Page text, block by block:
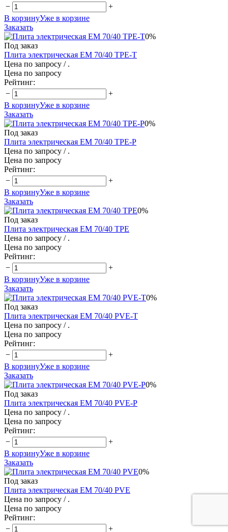
−
+
В корзинуУже в корзине
Заказать
0%
Под заказ
Плита электрическая EM 70/40 TPE-T
Цена по запросу / .
Цена по запросу
Рейтинг:
−
+
В корзинуУже в корзине
Заказать
0%
Под заказ
Плита электрическая EM 70/40 TPE-P
Цена по запросу / .
Цена по запросу
Рейтинг:
−
+
В корзинуУже в корзине
Заказать
0%
Под заказ
Плита электрическая EM 70/40 TPE
Цена по запросу / .
Цена по запросу
Рейтинг:
−
+
В корзинуУже в корзине
Заказать
0%
Под заказ
Плита электрическая EM 70/40 PVE-T
Цена по запросу / .
Цена по запросу
Рейтинг:
−
+
В корзинуУже в корзине
Заказать
0%
Под заказ
Плита электрическая EM 70/40 PVE-P
Цена по запросу / .
Цена по запросу
Рейтинг:
−
+
В корзинуУже в корзине
Заказать
0%
Под заказ
Плита электрическая EM 70/40 PVE
Цена по запросу / .
Цена по запросу
Рейтинг:
−
+